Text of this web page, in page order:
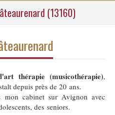
(13160)
thérapie (musicothérapie),
depuis près de 20 ans.
cabinet sur Avignon avec
des seniors.